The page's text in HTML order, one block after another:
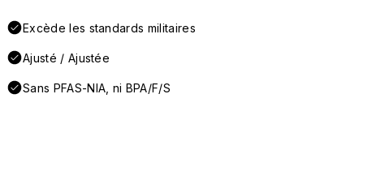
Excède les standards militaires
Ajusté / Ajustée
Sans PFAS-NIA, ni BPA/F/S